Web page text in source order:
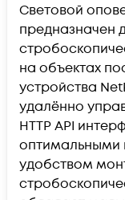
Световой
предназначен
на объектах
устройства
удалённо
HTTP API
оптимальными
удобством